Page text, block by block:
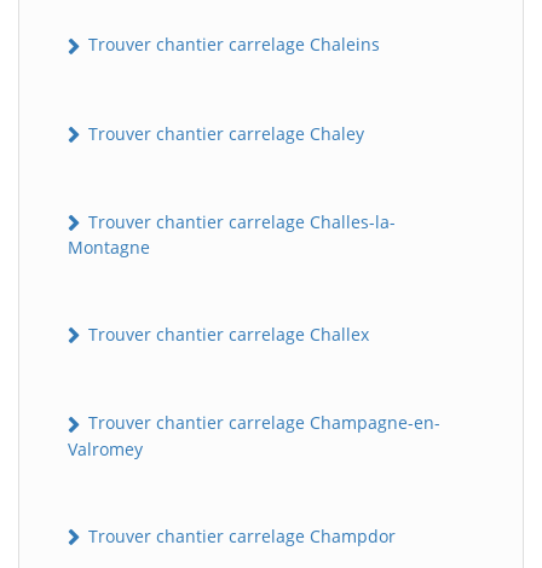
Trouver chantier carrelage Chaleins
Trouver chantier carrelage Chaley
Trouver chantier carrelage Challes-la-
Montagne
Trouver chantier carrelage Challex
Trouver chantier carrelage Champagne-en-
Valromey
Trouver chantier carrelage Champdor